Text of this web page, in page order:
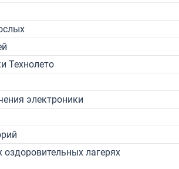
Технолето
электроники
оздоровительных лагерях